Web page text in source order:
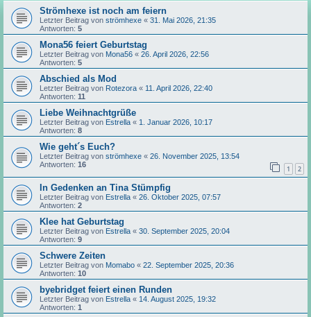
Strömhexe ist noch am feiern
Letzter Beitrag von strömhexe « 31. Mai 2026, 21:35
Antworten: 5
Mona56 feiert Geburtstag
Letzter Beitrag von Mona56 « 26. April 2026, 22:56
Antworten: 5
Abschied als Mod
Letzter Beitrag von Rotezora « 11. April 2026, 22:40
Antworten: 11
Liebe Weihnachtgrüße
Letzter Beitrag von Estrella « 1. Januar 2026, 10:17
Antworten: 8
Wie geht´s Euch?
Letzter Beitrag von strömhexe « 26. November 2025, 13:54
Antworten: 16 1 2
In Gedenken an Tina Stümpfig
Letzter Beitrag von Estrella « 26. Oktober 2025, 07:57
Antworten: 2
Klee hat Geburtstag
Letzter Beitrag von Estrella « 30. September 2025, 20:04
Antworten: 9
Schwere Zeiten
Letzter Beitrag von Momabo « 22. September 2025, 20:36
Antworten: 10
byebridget feiert einen Runden
Letzter Beitrag von Estrella « 14. August 2025, 19:32
Antworten: 1